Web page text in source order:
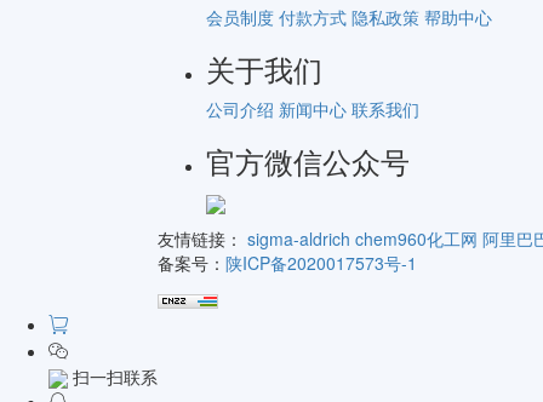
会员制度 付款方式 隐私政策 帮助中心
关于我们
公司介绍 新闻中心 联系我们
官方微信公众号
友情链接： sigma-aldrich chem960化工网 阿里巴
备案号： 陕ICP备2020017573号-1
扫一扫联系